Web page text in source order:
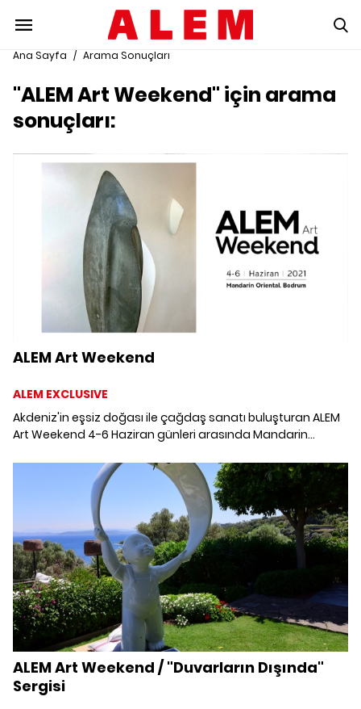
Ana Sayfa / Arama Sonuçları
"ALEM Art Weekend" için arama
sonuçları:
ALEM Art Weekend
ALEM EXCLUSIVE
Akdeniz'in eşsiz doğası ile çağdaş sanatı buluşturan ALEM
Art Weekend 4-6 Haziran günleri arasında Mandarin
ALEM Art Weekend / "Duvarların Dışında"
Sergisi